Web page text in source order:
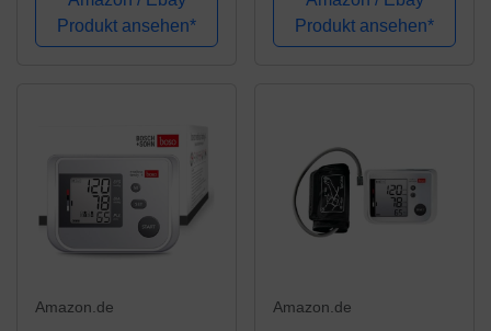
kleinem Display und
Arrhythmie-Erkennung
Produkt ansehen*
großem Display und
Arrhythmie-Erkennung
Produkt ansehen*
Amazon.de Amazon.de